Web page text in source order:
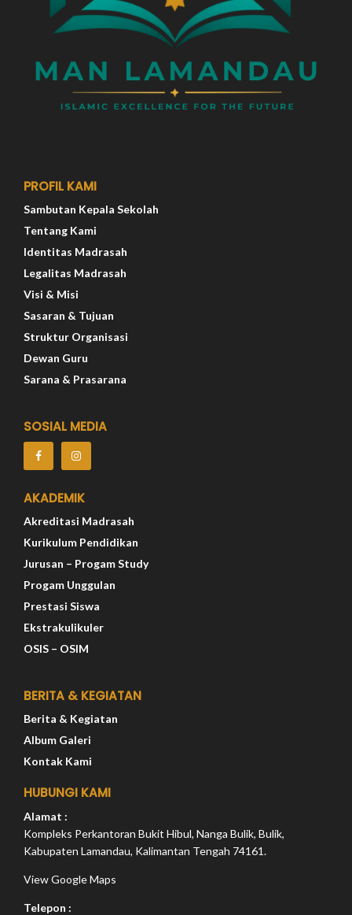
PROFIL KAMI
Sambutan Kepala Sekolah
Tentang Kami
Identitas Madrasah
Legalitas Madrasah
Visi & Misi
Sasaran & Tujuan
Struktur Organisasi
Dewan Guru
Sarana & Prasarana
SOSIAL MEDIA
AKADEMIK
Akreditasi Madrasah
Kurikulum Pendidikan
Jurusan – Progam Study
Progam Unggulan
Prestasi Siswa
Ekstrakulikuler
OSIS – OSIM
BERITA & KEGIATAN
Berita & Kegiatan
Album Galeri
Kontak Kami
HUBUNGI KAMI
Alamat :
Kompleks Perkantoran Bukit Hibul, Nanga Bulik, Bulik,
Kabupaten Lamandau, Kalimantan Tengah 74161.
View Google Maps
Telepon :